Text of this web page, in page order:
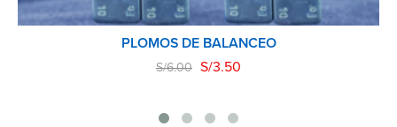
PLOMOS DE BALANCEO
S/6.00 S/3.50